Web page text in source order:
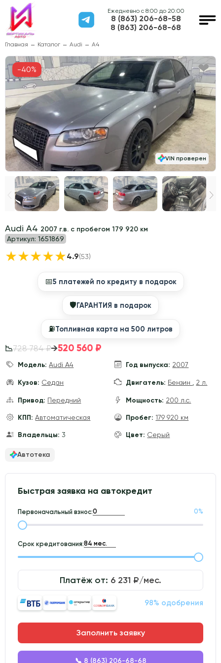
Ежедневно с 8:00 до 20:00
8 (863) 206-68-58
8 (863) 206-68-68
Главная Каталог Audi A4
Audi A4 2007 г.в. с пробегом 179 920 км
Артикул: 1651869
★★★★★4.9(53)
📅5 платежей по кредиту в подарок
🛡ГАРАНТИЯ в подарок
⛽️Топливная карта на 500 литров
📉728 784 ₽→520 560 ₽
Модель: Audi A4 Год выпуска: 2007
Кузов: Седан Двигатель: Бензин 2 л.
Привод: Передний Мощность: 200 л.с.
КПП: Автоматическая Пробег: 179 920 км
Владельцы: 3 Цвет: Серый
Автотека
Быстрая заявка на автокредит
Первоначальный взнос: 0%
Срок кредитования:
Платёж от: 6 231 ₽/мес.
98% одобрения
Заполнить заявку
📞 8 (863) 206-68-68
VIN проверен
-40%